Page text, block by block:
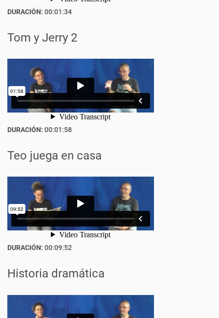
DURACIÓN: 00:01:34
Tom y Jerry 2
DURACIÓN: 00:01:58
Teo juega en casa
DURACIÓN: 00:09:52
Historia dramática